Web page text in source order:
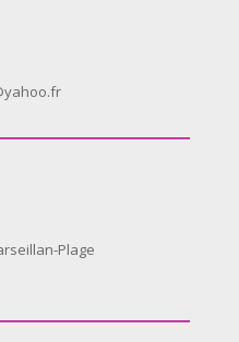
Plage